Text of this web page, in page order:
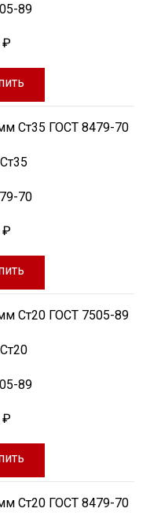
89
₽
Ст35 ГОСТ 8479-70
Ст35
70
₽
Ст20 ГОСТ 7505-89
Ст20
89
₽
Ст20 ГОСТ 8479-70